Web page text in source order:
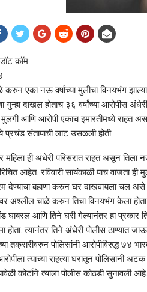
कॉम
एका नऊ वर्षांच्या मुलीचा विनयभंग
गुन्हा दाखल होताच ३६ वर्षांच्या आरोपीस
आणि आरोपी एकाच इमारतीमध्ये राहत
प्रचंड संतापाची लाट उसळली होती.
महिला ही अंधेरी परिसरात राहत असून तिला
आहेत. रविवारी सायंकाळी पाच वाजता ही
देण्याचा बहाणा करुन घर दाखवायला चल
अश्‍लील चाळे करुन तिचा विनयभंग केला
घाबरल आणि तिने घरी गेल्यानंतर हा प्रकार
त्यानंतर तिने अंधेरी पोलीस ठाण्यात
तक्रारीवरुन पोलिसांनी आरोपीविरुद्ध ७४
त्याच्या राहत्या घरातून पोलिसांनी
कोर्टाने त्याला पोलीस कोठडी सुनावली आहे.